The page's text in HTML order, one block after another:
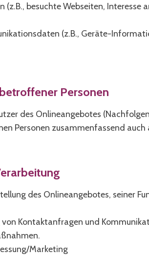
(z.B., besuchte Webseiten, Interesse
(z.B., Geräte-
Personen
des Onlineangebotes
Personen zusammenfassend auch
des Onlineangebotes, seiner
Kontaktanfragen und
Marketing